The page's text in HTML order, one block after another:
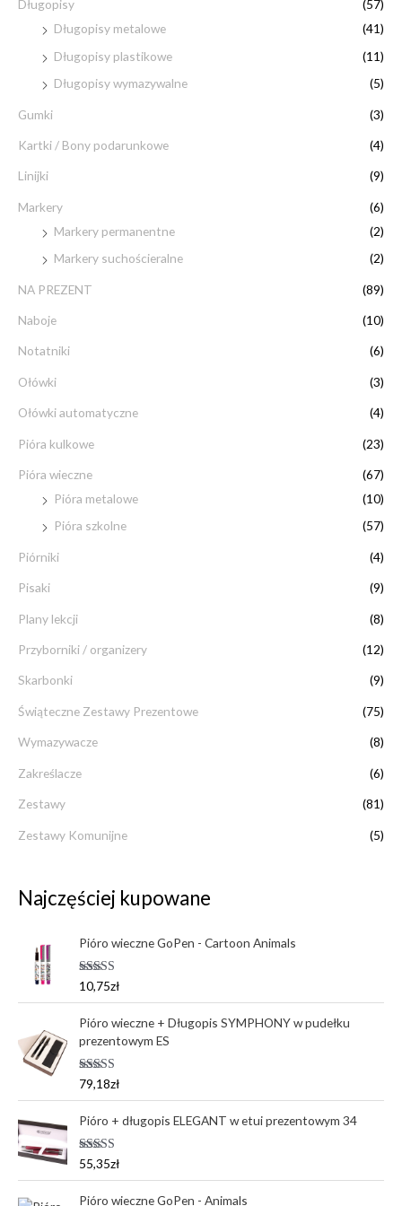
Długopisy
(57)
Długopisy metalowe
(41)
Długopisy plastikowe
(11)
Długopisy wymazywalne
(5)
Gumki (3)
Kartki / Bony podarunkowe (4)
Linijki (9)
Markery
(6)
Markery permanentne
(2)
Markery suchościeralne
(2)
NA PREZENT (89)
Naboje (10)
Notatniki (6)
Ołówki (3)
Ołówki automatyczne (4)
Pióra kulkowe (23)
Pióra wieczne
(67)
Pióra metalowe
(10)
Pióra szkolne
(57)
Piórniki (4)
Pisaki (9)
Plany lekcji (8)
Przyborniki / organizery (12)
Skarbonki (9)
Świąteczne Zestawy Prezentowe (75)
Wymazywacze (8)
Zakreślacze (6)
Zestawy (81)
Zestawy Komunijne (5)
Najczęściej kupowane
Pióro wieczne GoPen - Cartoon Animals
Oceniono
5.00
10,75zł
Pióro wieczne + Długopis SYMPHONY w pudełku
prezentowym ES
Oceniono
5.00
79,18zł
Pióro + długopis ELEGANT w etui prezentowym 34
Oceniono
5.00
55,35zł
Pióro wieczne GoPen - Animals